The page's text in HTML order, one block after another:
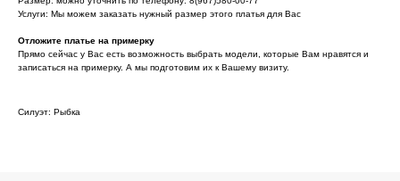
Услуги: Мы можем заказать нужный размер этого платья для Вас
Отложите платье на примерку
Прямо сейчас у Вас есть возможность выбрать модели, которые Вам нравятся и
записаться на примерку. А мы подготовим их к Вашему визиту.
Силуэт: Рыбка